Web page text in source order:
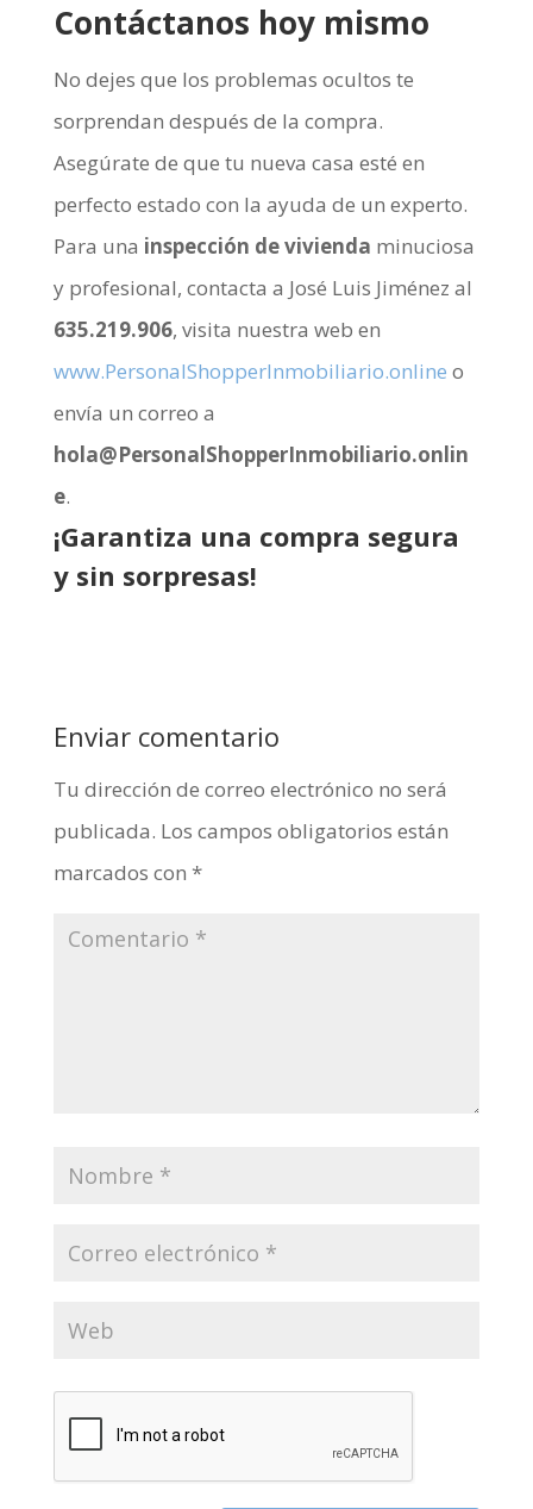
Contáctanos hoy mismo
No dejes que los problemas ocultos te
sorprendan después de la compra.
Asegúrate de que tu nueva casa esté en
perfecto estado con la ayuda de un experto.
Para una inspección de vivienda minuciosa
y profesional, contacta a José Luis Jiménez al
635.219.906, visita nuestra web en
www.PersonalShopperInmobiliario.online o
envía un correo a
hola@PersonalShopperInmobiliario.onlin
e.
¡Garantiza una compra segura
y sin sorpresas!
Enviar comentario
Tu dirección de correo electrónico no será
publicada. Los campos obligatorios están
marcados con *